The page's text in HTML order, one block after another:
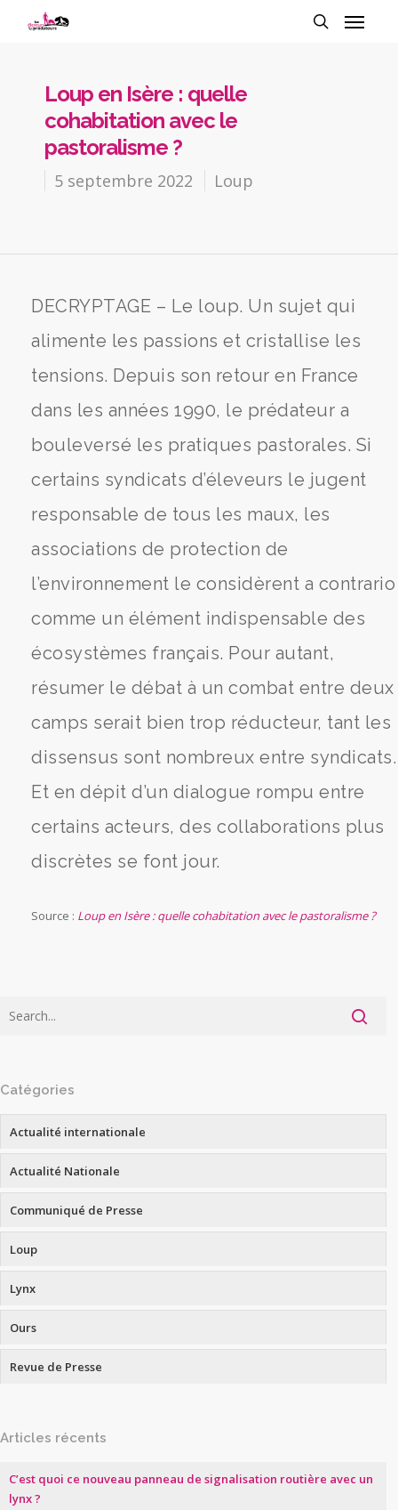
Loup en Isère : quelle
cohabitation avec le
pastoralisme ?
5 septembre 2022 Loup
DECRYPTAGE – Le loup. Un sujet qui
alimente les passions et cristallise les
tensions. Depuis son retour en France
dans les années 1990, le prédateur a
bouleversé les pratiques pastorales. Si
certains syndicats d’éleveurs le jugent
responsable de tous les maux, les
associations de protection de
l’environnement le considèrent a contrario
comme un élément indispensable des
écosystèmes français. Pour autant,
résumer le débat à un combat entre deux
camps serait bien trop réducteur, tant les
dissensus sont nombreux entre syndicats.
Et en dépit d’un dialogue rompu entre
certains acteurs, des collaborations plus
discrètes se font jour.
Source : Loup en Isère : quelle cohabitation avec le pastoralisme ?
Catégories
Actualité internationale
Actualité Nationale
Communiqué de Presse
Loup
Lynx
Ours
Revue de Presse
Articles récents
C’est quoi ce nouveau panneau de signalisation routière avec un
lynx ?